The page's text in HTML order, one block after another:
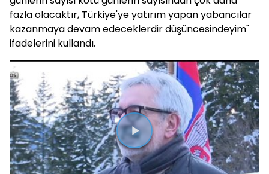
fazla olacaktır, Türkiye'ye yatırım yapan yabancılar
kazanmaya devam edeceklerdir düşüncesindeyim"
ifadelerini kullandı.
Videoyu
Oynat